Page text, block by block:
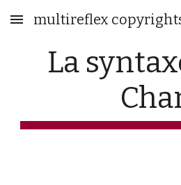
Skip to main content
multireflex
La